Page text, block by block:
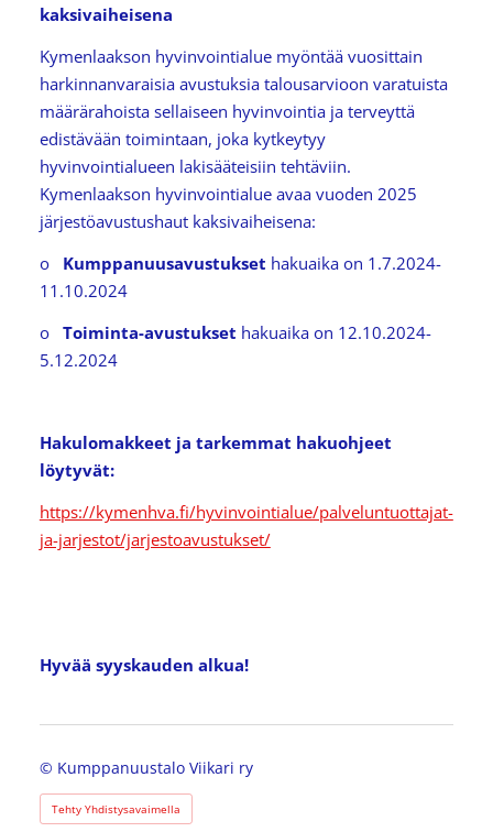
kaksivaiheisena
Kymenlaakson hyvinvointialue myöntää vuosittain
harkinnanvaraisia avustuksia talousarvioon varatuista
määrärahoista sellaiseen hyvinvointia ja terveyttä
edistävään toimintaan, joka kytkeytyy
hyvinvointialueen lakisääteisiin tehtäviin.
Kymenlaakson hyvinvointialue avaa vuoden 2025
järjestöavustushaut kaksivaiheisena:
o Kumppanuusavustukset hakuaika on 1.7.2024-
11.10.2024
o Toiminta-avustukset hakuaika on 12.10.2024-
5.12.2024
Hakulomakkeet ja tarkemmat hakuohjeet
löytyvät:
https://kymenhva.fi/hyvinvointialue/palveluntuottajat-
ja-jarjestot/jarjestoavustukset/
Hyvää syyskauden alkua!
© Kumppanuustalo Viikari ry
Tehty Yhdistysavaimella